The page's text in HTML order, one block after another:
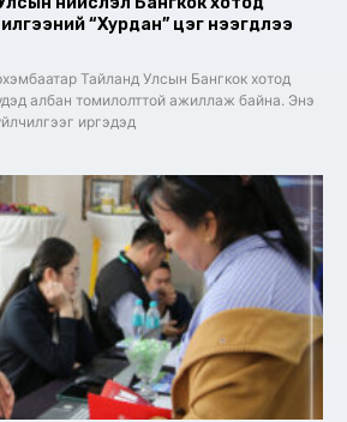
“Хурдан” цэг нээгдлээ
Тайланд Улсын Бангкок хотод
албан томилолттой ажиллаж байна. Энэ
иргэдэд